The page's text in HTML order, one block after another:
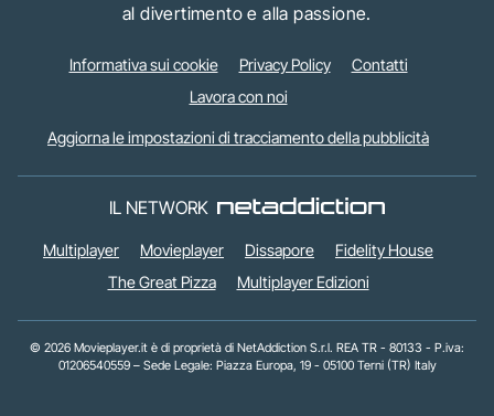
al divertimento e alla passione.
Informativa sui cookie Privacy Policy
Contatti
Lavora con noi
Aggiorna le impostazioni di tracciamento della pubblicità
IL NETWORK
Multiplayer Movieplayer Dissapore
Fidelity House
The Great Pizza
Multiplayer Edizioni
© 2026 Movieplayer.it è di proprietà di NetAddiction S.r.l. REA TR - 80133 - P.iva:
01206540559 – Sede Legale: Piazza Europa, 19 - 05100 Terni (TR) Italy